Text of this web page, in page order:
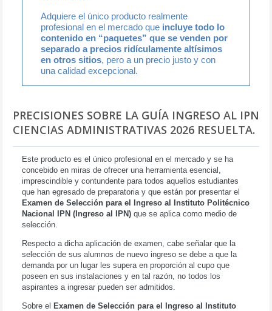
Adquiere el único producto realmente
profesional en el mercado que incluye todo lo
contenido en “paquetes” que se venden por
separado a precios ridículamente altísimos
en otros sitios, pero a un precio justo y con
una calidad excepcional.
PRECISIONES SOBRE LA GUÍA INGRESO AL IPN
CIENCIAS ADMINISTRATIVAS 2026 RESUELTA.
Este producto es el único profesional en el mercado y se ha
concebido en miras de ofrecer una herramienta esencial,
imprescindible y contundente para todos aquellos estudiantes
que han egresado de preparatoria y que están por presentar el
Examen de Selección para el Ingreso al Instituto Politécnico
Nacional IPN (Ingreso al IPN) que se aplica como medio de
selección.
Respecto a dicha aplicación de examen, cabe señalar que la
selección de sus alumnos de nuevo ingreso se debe a que la
demanda por un lugar les supera en proporción al cupo que
poseen en sus instalaciones y en tal razón, no todos los
aspirantes a ingresar pueden ser admitidos.
Sobre el Examen de Selección para el Ingreso al Instituto